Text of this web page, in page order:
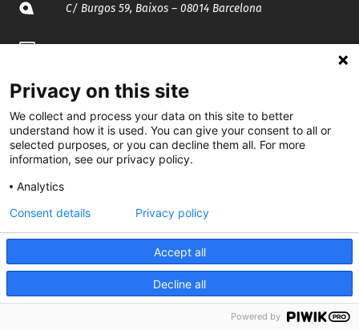
C/ Burgos 59, Baixos – 08014 Barcelona
935 120 481
@CGTCatalunya
cgtcatalunya
Desenvolupat per
Privacy on this site
We collect and process your data on this site to better
understand how it is used. You can give your consent to all or
selected purposes, or you can decline them all. For more
information, see our privacy policy.
Analytics
Accept all
Decline all
Consent details Privacy policy
Powered by